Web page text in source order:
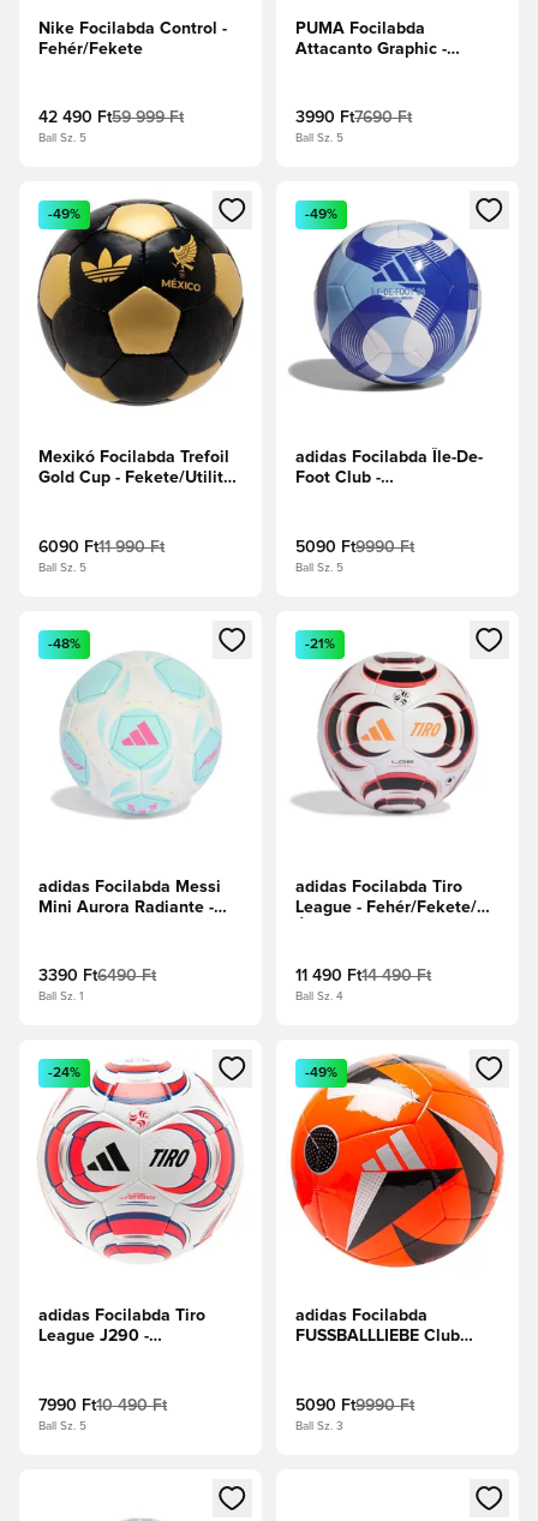
Nike Focilabda Control -
Fehér/Fekete
42 490 Ft59 999 Ft
Ball Sz. 5
PUMA Focilabda
Attacanto Graphic -
3990 Ft7690 Ft
Ball Sz. 5
Megnyit egy modált a bejelentkezéshez vagy a tagként
-49%
Mexikó Focilabda Trefoil
Gold Cup - Fekete/Utility
6090 Ft11 990 Ft
Ball Sz. 5
Megnyit egy modált a
-49%
adidas Focilabda Île-De-
Foot Club -
5090 Ft9990 Ft
Ball Sz. 5
Megnyit egy modált a bejelentkezéshez vagy a tagként
-48%
adidas Focilabda Messi
Mini Aurora Radiante -
3390 Ft6490 Ft
Ball Sz. 1
Megnyit egy modált a
-21%
adidas Focilabda Tiro
League - Fehér/Fekete/
11 490 Ft14 490 Ft
Ball Sz. 4
Megnyit egy modált a bejelentkezéshez vagy a tagként
-24%
adidas Focilabda Tiro
League J290 -
7990 Ft10 490 Ft
Ball Sz. 5
Megnyit egy modált a
-49%
adidas Focilabda
FUSSBALLLIEBE Club
metál
5090 Ft9990 Ft
Ball Sz. 3
Megnyit egy modált a bejelentkezéshez vagy a tagként
Megnyit egy modált a